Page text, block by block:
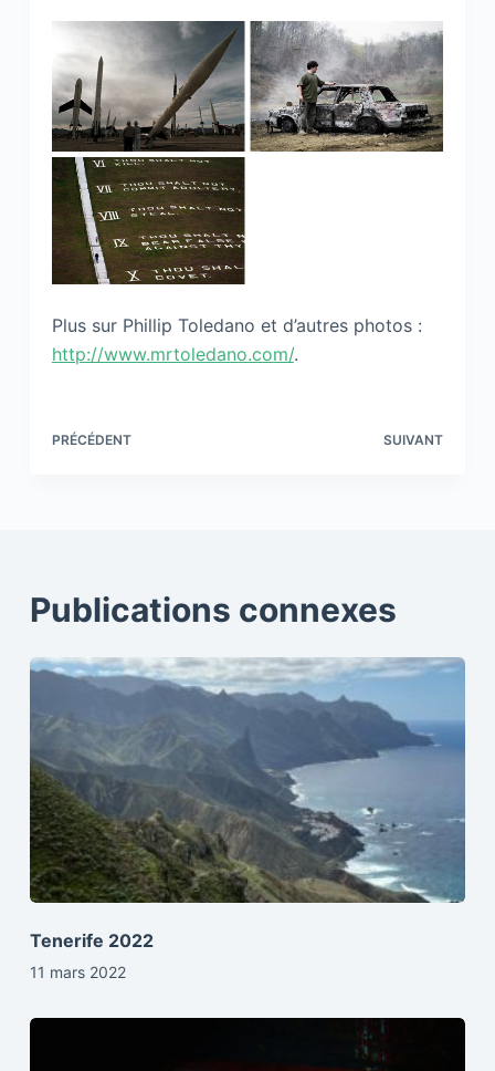
Plus sur Phillip Toledano et d’autres photos :
http://www.mrtoledano.com/.
PRÉCÉDENT SUIVANT
Publications connexes
Tenerife 2022
11 mars 2022